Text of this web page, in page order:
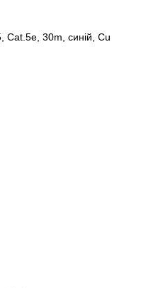
Cat.5e, 30m, синій, Cu